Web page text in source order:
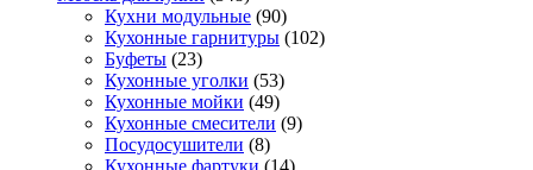
Кухни модульные (90)
Кухонные гарнитуры (102)
Буфеты (23)
Кухонные уголки (53)
Кухонные мойки (49)
Кухонные смесители (9)
Посудосушители (8)